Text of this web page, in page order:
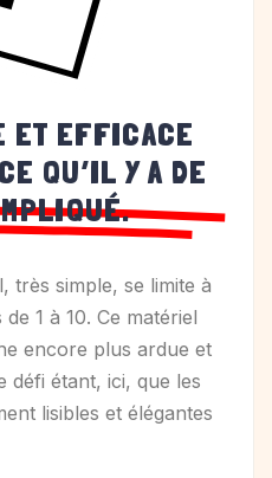
ET EFFICACE
QU’IL Y A DE
très simple, se limite à
1 à 10. Ce matériel
encore plus ardue et
défi étant, ici, que les
lisibles et élégantes